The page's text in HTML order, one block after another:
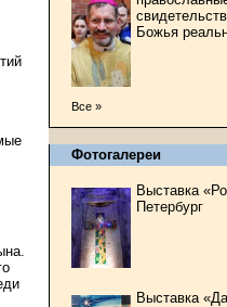
Божья
Все »
Фотогалереи
Выставка
Петербург
Выставка